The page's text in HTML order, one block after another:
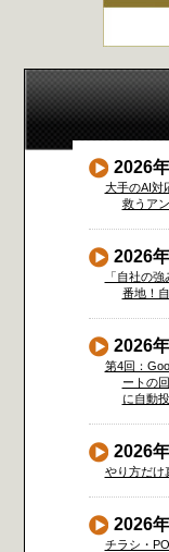
2026
大手のAI対
救うア
2026
「自社の
番地！
2026
第4回：
ートの
に自動
2026
やり方だけ
2026
チラシ・